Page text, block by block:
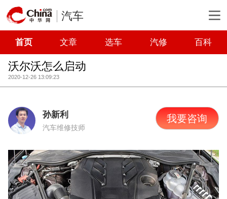
汽车
首页 文章 选车 汽修 百科
沃尔沃怎么启动
2020-12-26 13:09:23
孙新利
汽车维修技师
我要咨询